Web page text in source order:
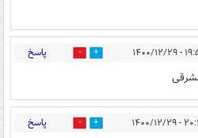
۱۴۰۰/۱۲/۲۹ 12 پاسخ
۱۲/۲۹ 12 پاسخ